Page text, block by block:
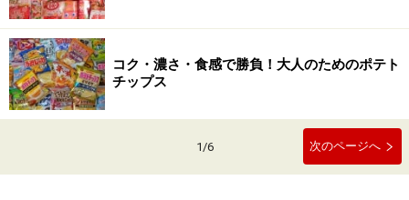
コク・濃さ・食感で勝負！大人のためのポテト
チップス
1/6 次のページへ